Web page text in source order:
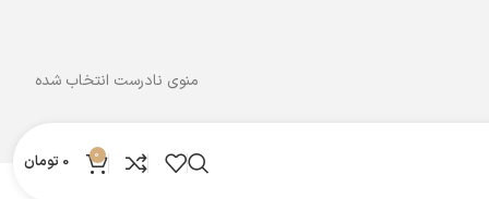
منوی نادرست انتخاب شده
0
0 تومان